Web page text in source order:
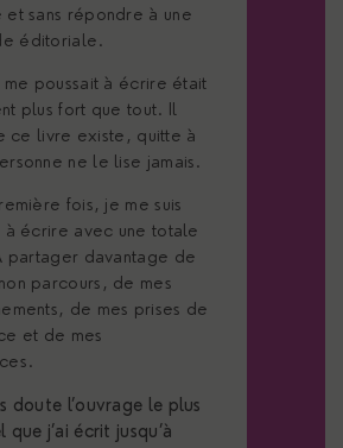
et sans répondre à une
éditoriale.
me poussait à écrire était
plus fort que tout. Il
ce livre existe, quitte à
ne le lise jamais.
fois, je me suis
à écrire avec une totale
partager davantage de
parcours, de mes
de mes prises de
et de mes
doute l’ouvrage le plus
que j’ai écrit jusqu’à